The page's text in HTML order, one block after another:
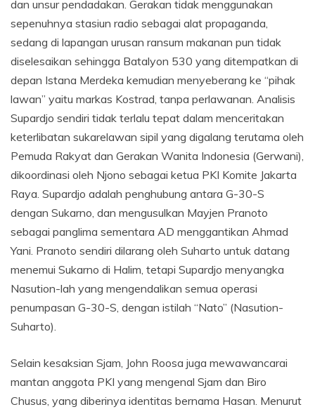
dan unsur pendadakan. Gerakan tidak menggunakan
sepenuhnya stasiun radio sebagai alat propaganda,
sedang di lapangan urusan ransum makanan pun tidak
diselesaikan sehingga Batalyon 530 yang ditempatkan di
depan Istana Merdeka kemudian menyeberang ke “pihak
lawan” yaitu markas Kostrad, tanpa perlawanan. Analisis
Supardjo sendiri tidak terlalu tepat dalam menceritakan
keterlibatan sukarelawan sipil yang digalang terutama oleh
Pemuda Rakyat dan Gerakan Wanita Indonesia (Gerwani),
dikoordinasi oleh Njono sebagai ketua PKI Komite Jakarta
Raya. Supardjo adalah penghubung antara G-30-S
dengan Sukarno, dan mengusulkan Mayjen Pranoto
sebagai panglima sementara AD menggantikan Ahmad
Yani. Pranoto sendiri dilarang oleh Suharto untuk datang
menemui Sukarno di Halim, tetapi Supardjo menyangka
Nasution-lah yang mengendalikan semua operasi
penumpasan G-30-S, dengan istilah “Nato” (Nasution-
Suharto).
Selain kesaksian Sjam, John Roosa juga mewawancarai
mantan anggota PKI yang mengenal Sjam dan Biro
Chusus, yang diberinya identitas bernama Hasan. Menurut